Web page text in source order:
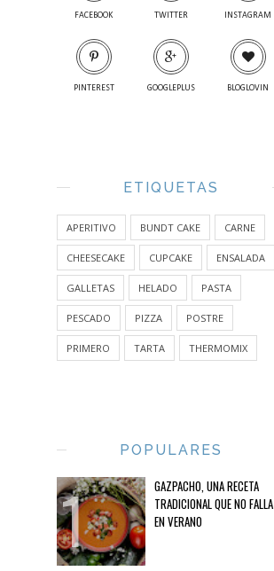
FACEBOOK TWITTER INSTAGRAM
PINTEREST GOOGLEPLUS BLOGLOVIN
ETIQUETAS
APERITIVO BUNDT CAKE CARNE
CHEESECAKE CUPCAKE ENSALADA
GALLETAS HELADO PASTA
PESCADO PIZZA POSTRE
PRIMERO TARTA THERMOMIX
POPULARES
GAZPACHO, UNA RECETA
TRADICIONAL QUE NO FALLA
EN VERANO